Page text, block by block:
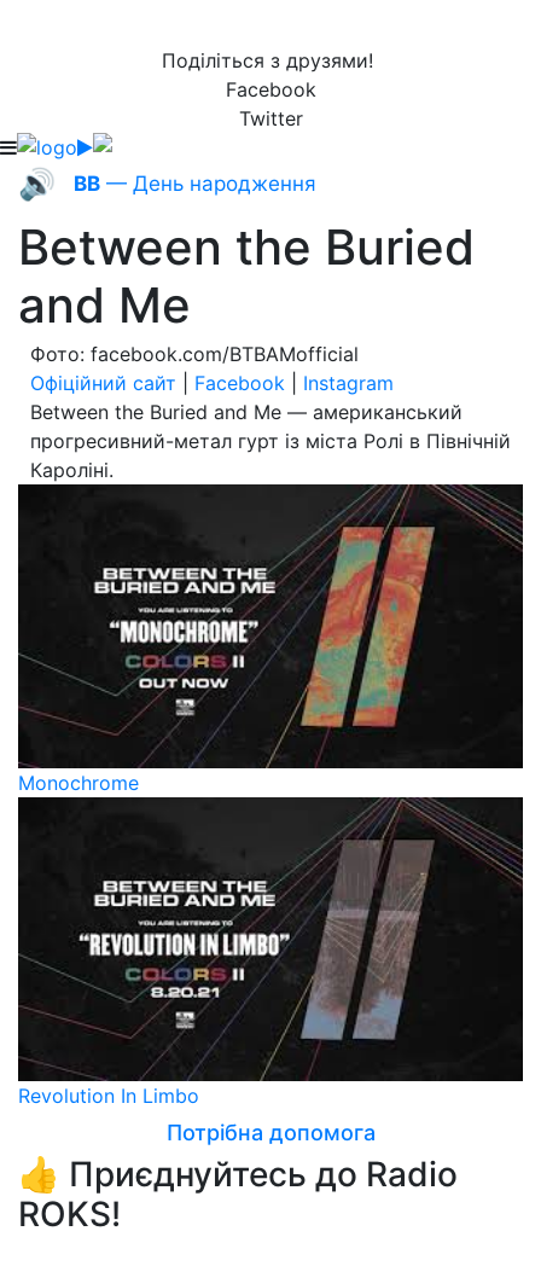
Поділіться з друзями!
Facebook
Twitter
🔊 ВВ — День народження
Between the Buried
and Me
Фото: facebook.com/BTBAMofficial
Офіційний сайт
Facebook
Instagram
Between the Buried and Me — американський
прогресивний-метал гурт із міста Ролі в Північній
Кароліні.
Monochrome
Revolution In Limbo
Потрібна допомога
👍 Приєднуйтесь до Radio
ROKS!